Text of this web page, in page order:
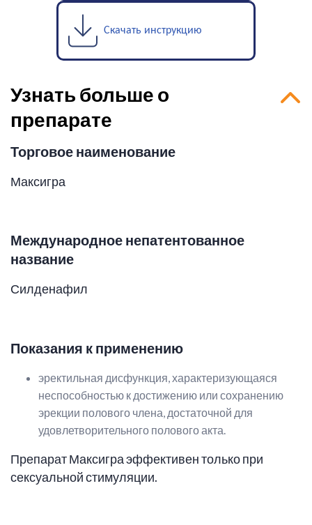
Скачать инструкцию
Узнать больше о
препарате
Торговое наименование
Максигра
Международное непатентованное
название
Силденафил
Показания к применению
эректильная дисфункция, характеризующаяся
неспособностью к достижению или сохранению
эрекции полового члена, достаточной для
удовлетворительного полового акта.
Препарат Максигра эффективен только при
сексуальной стимуляции.